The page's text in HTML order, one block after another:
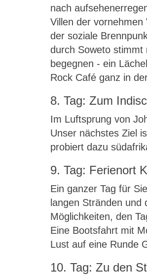
nach
Villen der
der soziale
durch Soweto stimmt
begegnen - ein
Rock Café ganz in
8. Tag: Zum
Im Luftsprung von
Unser nächstes Ziel
probiert dazu
9. Tag: Ferienort
Ein ganzer Tag für
langen Stränden
Möglichkeiten, den
Eine Bootsfahrt mit
Lust auf eine Runde
10. Tag: Zu den